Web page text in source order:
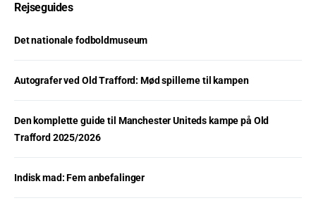
Rejseguides
Det nationale fodboldmuseum
Autografer ved Old Trafford: Mød spillerne til kampen
Den komplette guide til Manchester Uniteds kampe på Old
Trafford 2025/2026
Indisk mad: Fem anbefalinger